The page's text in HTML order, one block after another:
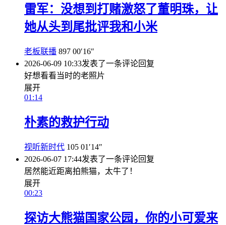
雷军：没想到打赌激怒了董明珠，让
她从头到尾批评我和小米
老板联播 897 00′16″
2026-06-09 10:33发表了一条评论回复
好想看看当时的老照片
展开
01:14
朴素的救护行动
视听新时代 105 01′14″
2026-06-07 17:44发表了一条评论回复
居然能近距离拍熊猫，太牛了！
展开
00:23
探访大熊猫国家公园，你的小可爱来